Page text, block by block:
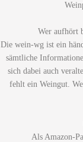
Wer aufhört
Die wein-wg ist ein
sämtliche
sich dabei auch
fehlt ein Weingut.
Als Amazon-